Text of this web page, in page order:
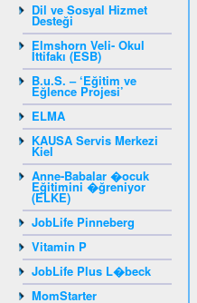
Dil ve Sosyal Hizmet
Desteği
Elmshorn Veli- Okul
İttifakı (ESB)
B.u.S. – ‘Eğitim ve
Eğlence Projesi’
ELMA
KAUSA Servis Merkezi
Kiel
Anne-Babalar �ocuk
Eğitimini �ğreniyor
(ELKE)
JobLife Pinneberg
Vitamin P
JobLife Plus L�beck
MomStarter